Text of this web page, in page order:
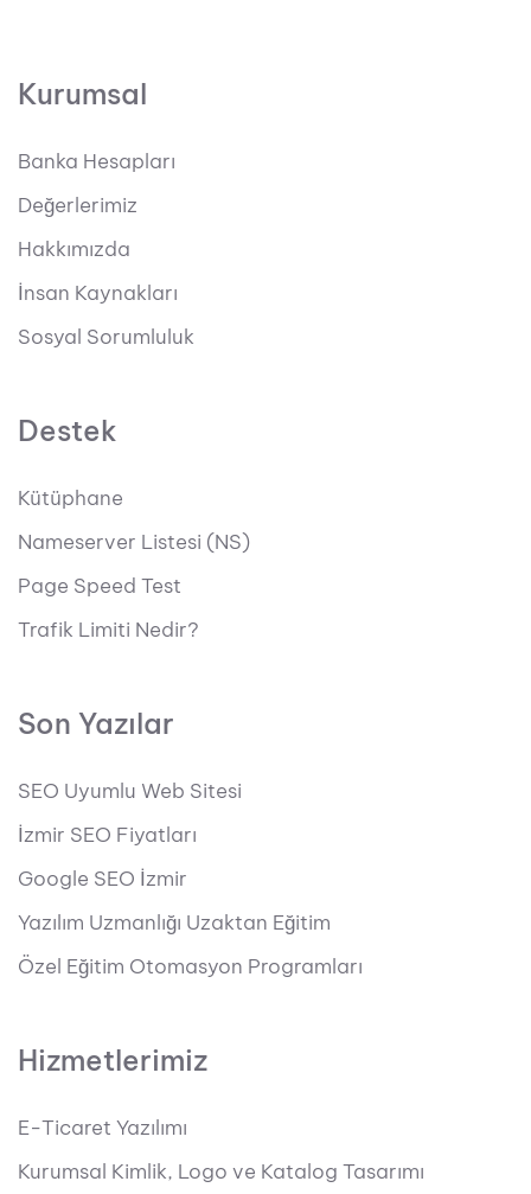
Kurumsal
Banka Hesapları
Değerlerimiz
Hakkımızda
İnsan Kaynakları
Sosyal Sorumluluk
Destek
Kütüphane
Nameserver Listesi (NS)
Page Speed Test
Trafik Limiti Nedir?
Son Yazılar
SEO Uyumlu Web Sitesi
İzmir SEO Fiyatları
Google SEO İzmir
Yazılım Uzmanlığı Uzaktan Eğitim
Özel Eğitim Otomasyon Programları
Hizmetlerimiz
E-Ticaret Yazılımı
Kurumsal Kimlik, Logo ve Katalog Tasarımı